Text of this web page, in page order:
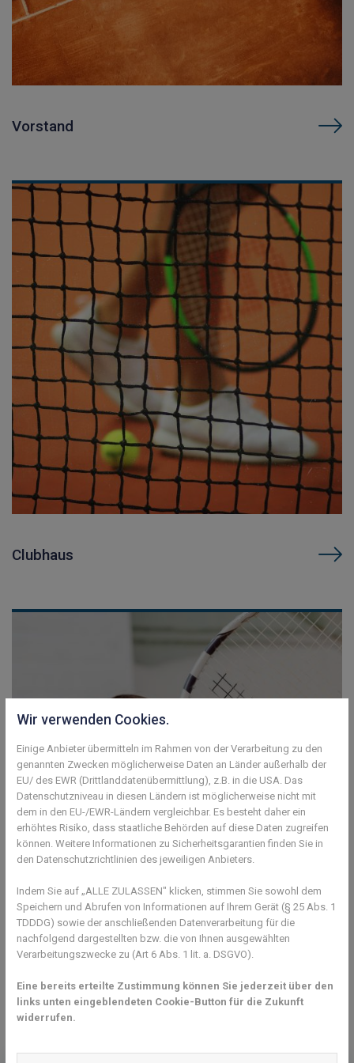
Vorstand
Clubhaus
Chronik
Wir verwenden Cookies.
Einige Anbieter übermitteln im Rahmen von der Verarbeitung zu den
genannten Zwecken möglicherweise Daten an Länder außerhalb der
EU/ des EWR (Drittlanddatenübermittlung), z.B. in die USA. Das
Datenschutzniveau in diesen Ländern ist möglicherweise nicht mit
dem in den EU-/EWR-Ländern vergleichbar. Es besteht daher ein
erhöhtes Risiko, dass staatliche Behörden auf diese Daten zugreifen
können. Weitere Informationen zu Sicherheitsgarantien finden Sie in
den Datenschutzrichtlinien des jeweiligen Anbieters.
Indem Sie auf „ALLE ZULASSEN" klicken, stimmen Sie sowohl dem
Speichern und Abrufen von Informationen auf Ihrem Gerät (§ 25 Abs. 1
TDDDG) sowie der anschließenden Datenverarbeitung für die
nachfolgend dargestellten bzw. die von Ihnen ausgewählten
Verarbeitungszwecke zu (Art 6 Abs. 1 lit. a. DSGVO).
Eine bereits erteilte Zustimmung können Sie jederzeit über den
links unten eingeblendeten Cookie-Button für die Zukunft
widerrufen.